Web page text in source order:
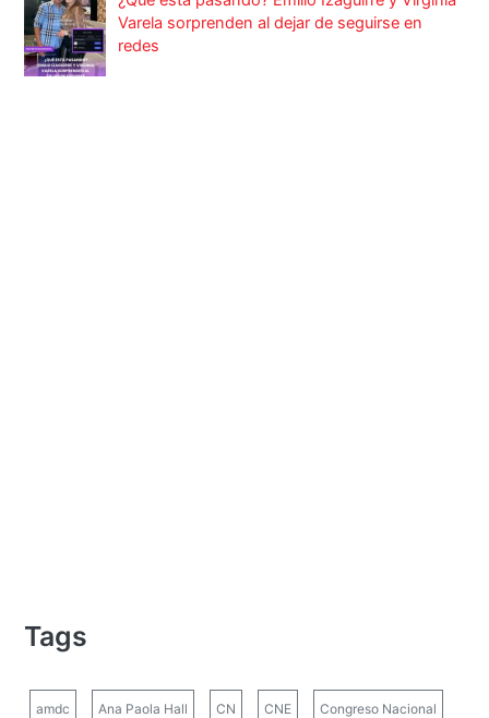
Varela sorprenden al dejar de seguirse en
redes
Tags
amdc Ana Paola Hall CN CNE Congreso Nacional